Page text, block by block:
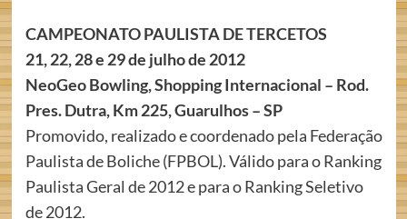
CAMPEONATO PAULISTA DE TERCETOS
21, 22, 28 e 29 de julho de 2012
NeoGeo Bowling, Shopping Internacional – Rod.
Pres. Dutra, Km 225, Guarulhos – SP
Promovido, realizado e coordenado pela Federação
Paulista de Boliche (FPBOL). Válido para o Ranking
Paulista Geral de 2012 e para o Ranking Seletivo
de 2012.